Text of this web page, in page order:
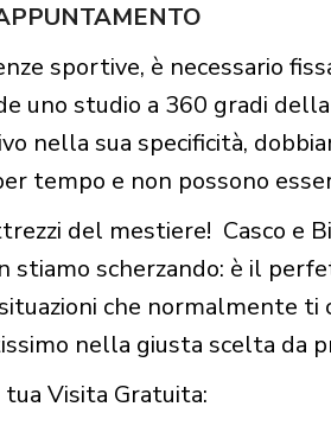
sportive, è necessario
uno studio a 360 gradi
nella sua specificità,
tempo e non possono
del mestiere! Casco e
stiamo scherzando: è il
che normalmente
nella giusta scelta da
Visita Gratuita: